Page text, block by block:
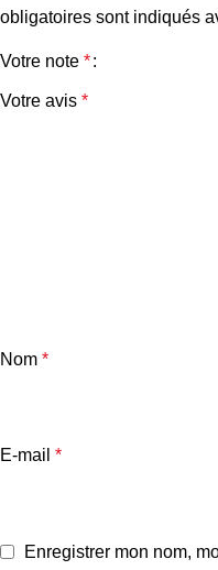
obligatoires sont indiqués
Votre note *
Votre avis *
Nom *
E-mail *
Enregistrer mon nom,